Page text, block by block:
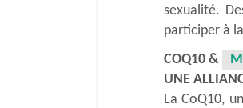
sexualité.
participer à
COQ10 &
UNE
La CoQ10,